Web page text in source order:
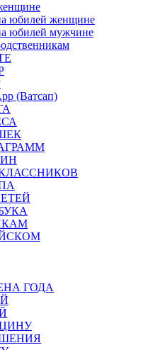
юбилей женщине
юбилей мужчине
(Ватсап)
ГОДА